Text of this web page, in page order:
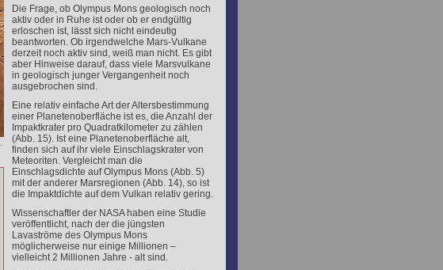
Die Frage, ob Olympus Mons geologisch noch
aktiv oder in Ruhe ist oder ob er endgültig
erloschen ist, lässt sich nicht eindeutig
beantworten. Ob irgendwelche Mars-Vulkane
derzeit noch aktiv sind, weiß man nicht. Es gibt
aber Hinweise darauf, dass viele Marsvulkane
in geologisch junger Vergangenheit noch
ausgebrochen sind.
Eine relativ einfache Art der Altersbestimmung
einer Planetenoberfläche ist es, die Anzahl der
Impaktkrater pro Quadratkilometer zu zählen
(Abb. 15). Ist eine Planetenoberfläche alt,
finden sich auf ihr viele Einschlagskrater von
Meteoriten. Vergleicht man die
Einschlagsdichte auf Olympus Mons (Abb. 5)
mit der anderer Marsregionen (Abb. 14), so ist
die Impaktdichte auf dem Vulkan relativ gering.
Wissenschaftler der NASA haben eine Studie
veröffentlicht, nach der die jüngsten
Lavaströme des Olympus Mons
möglicherweise nur einige Millionen –
vielleicht 2 Millionen Jahre - alt sind.